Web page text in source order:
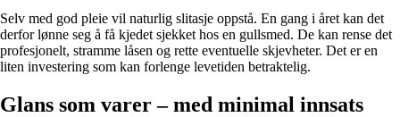
Selv med god pleie vil naturlig slitasje oppstå. En gang i året kan det
derfor lønne seg å få kjedet sjekket hos en gullsmed. De kan rense det
profesjonelt, stramme låsen og rette eventuelle skjevheter. Det er en
liten investering som kan forlenge levetiden betraktelig.
Glans som varer – med minimal innsats